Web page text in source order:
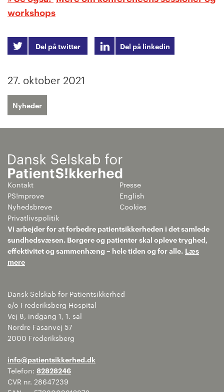
workshops
Del på twitter Del på linkedin
27. oktober 2021
Nyheder
Kontakt
Presse
PS!mprove
English
Nyhedsbreve
Cookies
Privatlivspolitik
Vi arbejder for at forbedre patientsikkerheden i det samlede
sundhedsvæsen. Borgere og patienter skal opleve tryghed,
effektivitet og sammenhæng – hele tiden og for alle. Læs
mere
Dansk Selskab for Patientsikkerhed
c/o Frederiksberg Hospital
Vej 8, indgang 1, 1. sal
Nordre Fasanvej 57
2000 Frederiksberg
info@patientsikkerhed.dk
Telefon: 82828246
CVR nr. 28647239